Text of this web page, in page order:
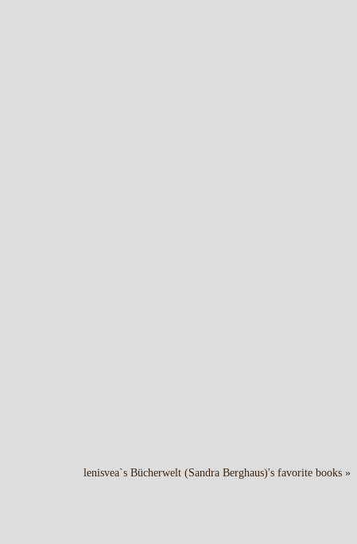
lenisvea`s Bücherwelt (Sandra Berghaus)'s favorite books »